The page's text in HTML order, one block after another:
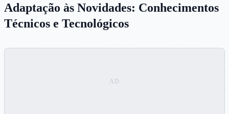
Adaptação às Novidades: Conhecimentos
Técnicos e Tecnológicos